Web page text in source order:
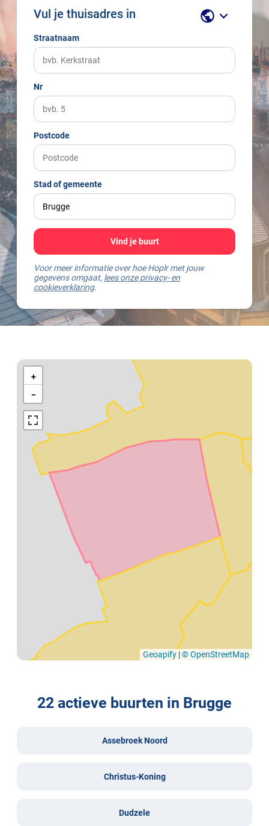
Vul je thuisadres in public keyboard_arrow_down
Straatnaam
Nr
Postcode
Stad of gemeente
Vind je buurt
Voor meer informatie over hoe Hoplr met jouw
gegevens omgaat, lees onze privacy- en
cookieverklaring.
Kaart
Brugge
+
−
Geoapify |© OpenStreetMap
22 actieve buurten in Brugge
Assebroek Noord
Christus-Koning
Dudzele